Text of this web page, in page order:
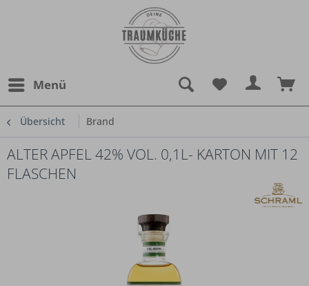
Menü
Übersicht Brand
ALTER APFEL 42% VOL. 0,1L- KARTON MIT 12
FLASCHEN